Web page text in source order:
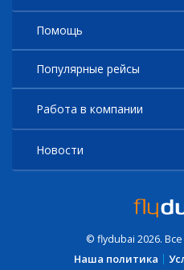
© flydubai 2026.
Наша политика
Помощь
Популярные рейсы
Работа в компании
Новости